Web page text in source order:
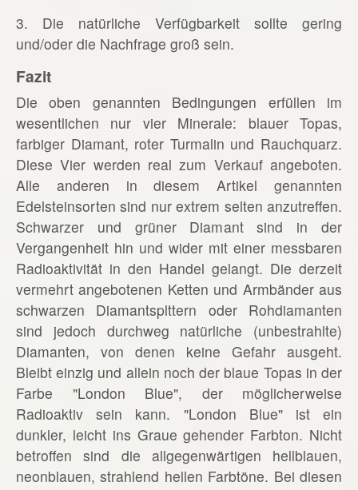
3. Die natürliche Verfügbarkeit sollte gering
und/oder die Nachfrage groß sein.
Fazit
Die oben genannten Bedingungen erfüllen im
wesentlichen nur vier Minerale: blauer Topas,
farbiger Diamant, roter Turmalin und Rauchquarz.
Diese Vier werden real zum Verkauf angeboten.
Alle anderen in diesem Artikel genannten
Edelsteinsorten sind nur extrem selten anzutreffen.
Schwarzer und grüner Diamant sind in der
Vergangenheit hin und wider mit einer messbaren
Radioaktivität in den Handel gelangt. Die derzeit
vermehrt angebotenen Ketten und Armbänder aus
schwarzen Diamantsplttern oder Rohdiamanten
sind jedoch durchweg natürliche (unbestrahlte)
Diamanten, von denen keine Gefahr ausgeht.
Bleibt einzig und allein noch der blaue Topas in der
Farbe "London Blue", der möglicherweise
Radioaktiv sein kann. "London Blue" ist ein
dunkler, leicht ins Graue gehender Farbton. Nicht
betroffen sind die allgegenwärtigen hellblauen,
neonblauen, strahlend hellen Farbtöne. Bei diesen